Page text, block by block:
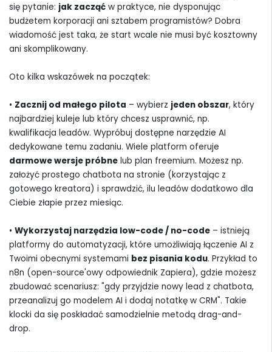
się pytanie: jak zacząć w praktyce, nie dysponując
budżetem korporacji ani sztabem programistów? Dobra
wiadomość jest taka, że start wcale nie musi być kosztowny
ani skomplikowany.
Oto kilka wskazówek na początek:
• Zacznij od małego pilota – wybierz jeden obszar, który
najbardziej kuleje lub który chcesz usprawnić, np.
kwalifikacja leadów. Wypróbuj dostępne narzędzie AI
dedykowane temu zadaniu. Wiele platform oferuje
darmowe wersje próbne lub plan freemium. Możesz np.
założyć prostego chatbota na stronie (korzystając z
gotowego kreatora) i sprawdzić, ilu leadów dodatkowo dla
Ciebie złapie przez miesiąc.
• Wykorzystaj narzędzia low-code / no-code – istnieją
platformy do automatyzacji, które umożliwiają łączenie AI z
Twoimi obecnymi systemami bez pisania kodu. Przykład to
n8n (open-source'owy odpowiednik Zapiera), gdzie możesz
zbudować scenariusz: "gdy przyjdzie nowy lead z chatbota,
przeanalizuj go modelem AI i dodaj notatkę w CRM". Takie
klocki da się poskładać samodzielnie metodą drag-and-
drop.